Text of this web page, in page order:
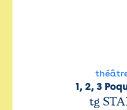
1, 2, 3
tg